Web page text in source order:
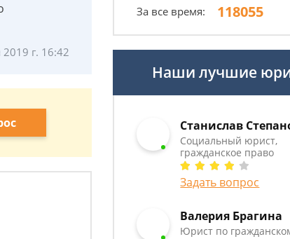
г. 16:42
За все время: 118055
Наши лучшие
Станислав
Социальный юрист,
гражданское право
Задать вопрос
Валерия Брагина
Юрист по